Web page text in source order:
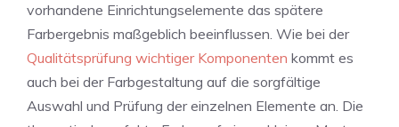
vorhandene Einrichtungselemente das spätere
Farbergebnis maßgeblich beeinflussen. Wie bei der
Qualitätsprüfung wichtiger Komponenten kommt es
auch bei der Farbgestaltung auf die sorgfältige
Auswahl und Prüfung der einzelnen Elemente an. Die